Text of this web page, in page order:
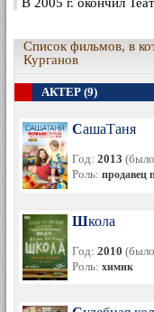
Список фильмов, в
Курганов
АКТЕР (9)
СашаТаня
Год: 2013
Роль: продавец
Школа
Год: 2010
Роль: химик